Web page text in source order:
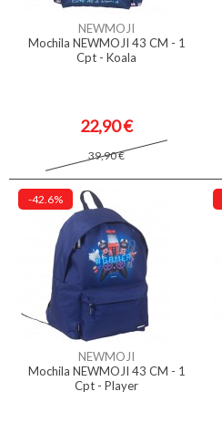
NEWMOJI
Mochila NEWMOJI 43 CM - 1
Cpt - Koala
22,90 €
39,90 €
-42.6%
NEWMOJI
Mochila NEWMOJI 43 CM - 1
Cpt - Player